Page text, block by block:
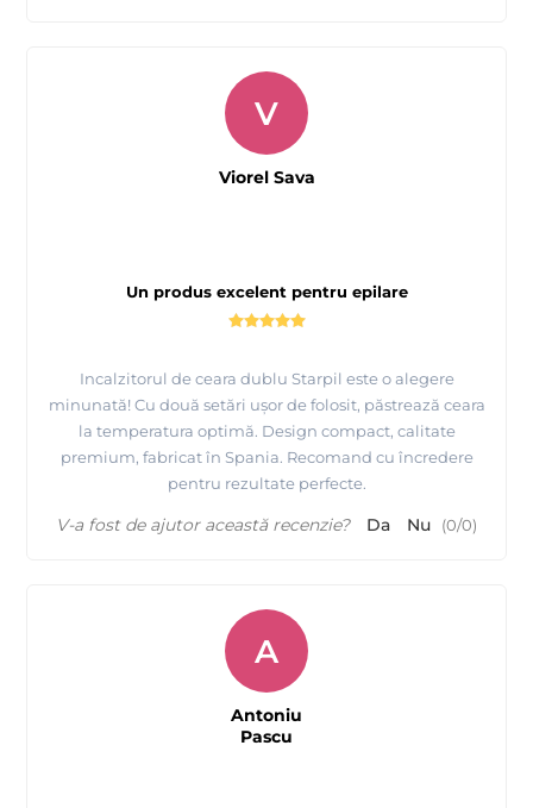
Un produs excelent pentru epilare
Incalzitorul de ceara dublu Starpil este o alegere
minunată! Cu două setări ușor de folosit, păstrează ceara
la temperatura optimă. Design compact, calitate
premium, fabricat în Spania. Recomand cu încredere
pentru rezultate perfecte.
V
Viorel Sava
V-a fost de ajutor această recenzie? Da Nu (0/0)
A
Antoniu
Pascu